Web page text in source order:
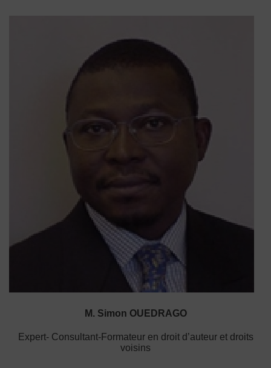
M. Simon OUEDRAGO
Expert- Consultant-Formateur en droit d’auteur et droits
voisins